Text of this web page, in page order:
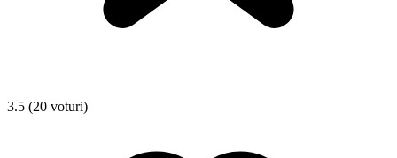
3.5 (20 voturi)